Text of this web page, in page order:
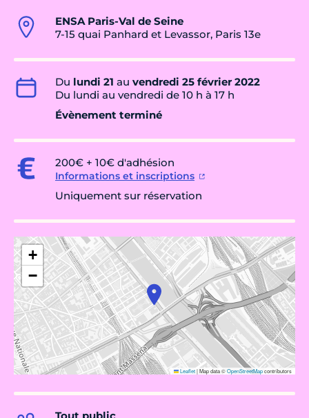
ENSA Paris-Val de Seine
7-15 quai Panhard et Levassor, Paris 13e
Du lundi 21 au vendredi 25 février 2022
Du lundi au vendredi de 10 h à 17 h
Évènement terminé
200€ + 10€ d'adhésion
Informations et inscriptions
Uniquement sur réservation
+
−
Leaflet|Map data ©OpenStreetMapcontributors